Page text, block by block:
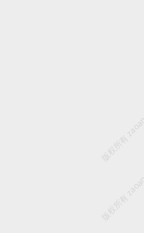
版权所
版权所